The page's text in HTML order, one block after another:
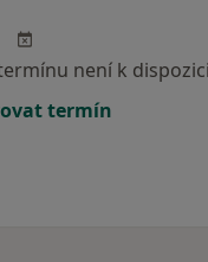
není k dispozici
termín